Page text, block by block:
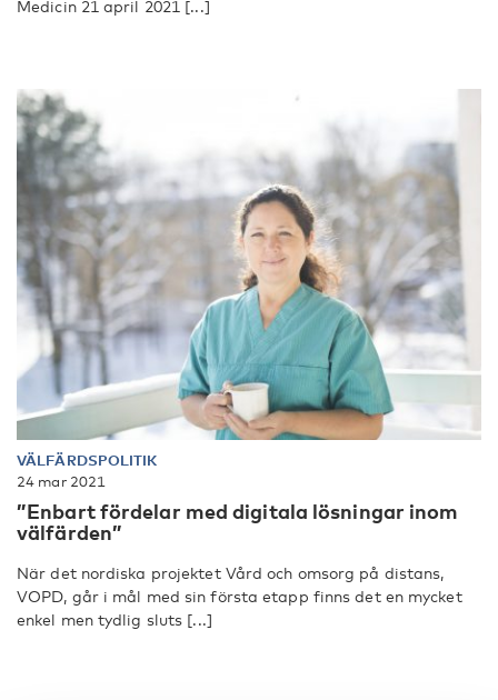
Medicin 21 april 2021 [...]
VÄLFÄRDSPOLITIK
24 mar 2021
”Enbart fördelar med digitala lösningar inom
välfärden”
När det nordiska projektet Vård och omsorg på distans,
VOPD, går i mål med sin första etapp finns det en mycket
enkel men tydlig sluts [...]